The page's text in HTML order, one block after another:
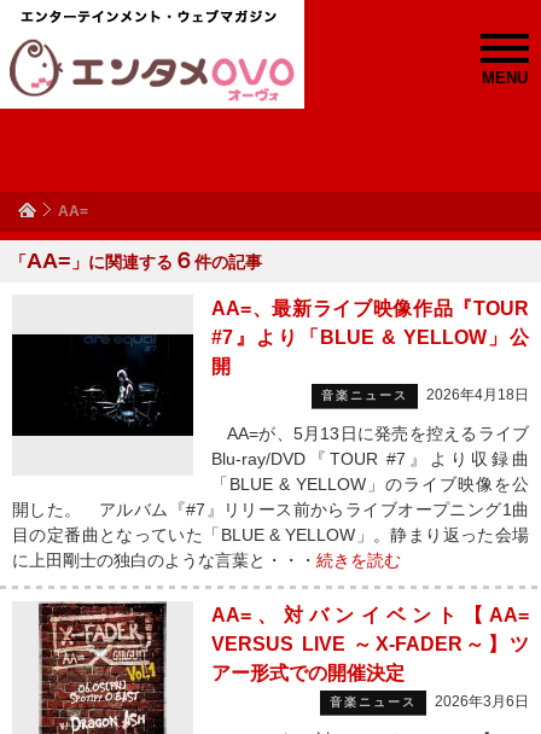
MENU
AA=
「AA= 」に関連する ６件の記事
AA=、最新ライブ映像作品『TOUR
#7』より「BLUE & YELLOW」公
開
音楽ニュース 2026年4月18日
AA=が、5月13日に発売を控えるライブ
Blu-ray/DVD『TOUR #7』より収録曲
「BLUE & YELLOW」のライブ映像を公
開した。 アルバム『#7』リリース前からライブオープニング1曲
目の定番曲となっていた「BLUE & YELLOW」。静まり返った会場
に上田剛士の独白のような言葉と・・・ 続きを読む
AA=、対バンイベント【AA=
VERSUS LIVE ～X-FADER～】ツ
アー形式での開催決定
音楽ニュース 2026年3月6日